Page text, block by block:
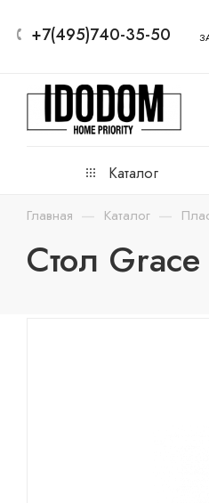
+7(495)740-35-50
Каталог
Главная — Каталог —
Стол Grace